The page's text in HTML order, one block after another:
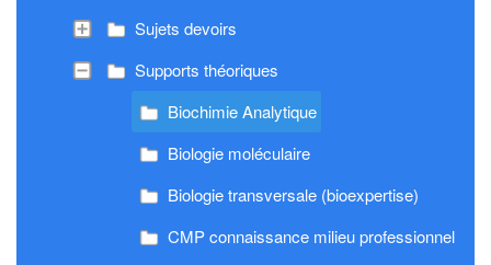
Sujets devoirs
Supports théoriques
Biochimie Analytique
Biologie moléculaire
Biologie transversale (bioexpertise)
CMP connaissance milieu professionnel